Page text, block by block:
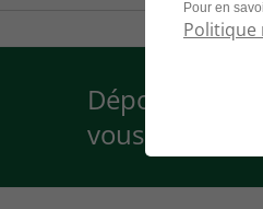
Déposer
vous !
Pour en
Politique